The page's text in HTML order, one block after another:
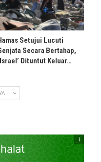
Setujui Lucuti
Secara Bertahap,
Dituntut Keluar…
...